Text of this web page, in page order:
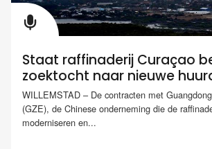
Staat raffinaderij Curaçao
zoektocht naar nieuwe
WILLEMSTAD – De contracten met
(GZE), de Chinese onderneming die de
moderniseren en...